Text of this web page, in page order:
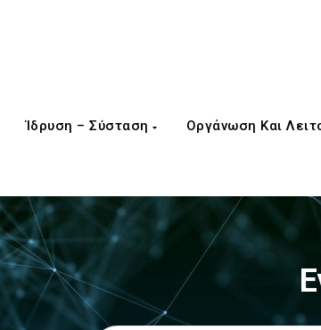
Ίδρυση – Σύσταση Οργάνωση Και